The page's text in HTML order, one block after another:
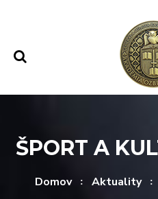
ŠPORT A
Domov Aktuality